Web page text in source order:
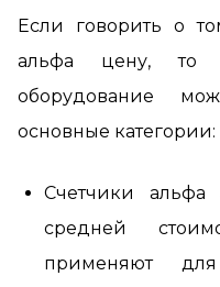
Если говорить о
альфа цену, то
оборудование
основные категории:
Счетчики альфа
средней
применяют